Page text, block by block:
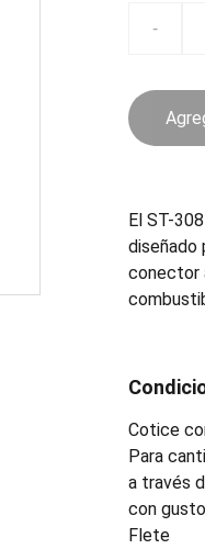
-
El ST-
diseñado
conector
Cotice
Para
a través
con
Flete